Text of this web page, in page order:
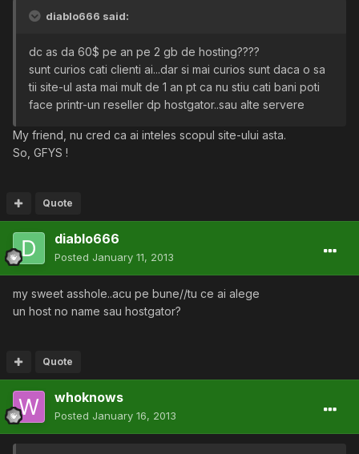
diablo666 said:
dc as da 60$ pe an pe 2 gb de hosting????
sunt curios cati clienti ai...dar si mai curios sunt daca o sa
tii site-ul asta mai mult de 1 an pt ca nu stiu cati bani poti
face printr-un reseller dp hostgator..sau alte servere
My friend, nu cred ca ai inteles scopul site-ului asta.
So, GFYS !
Quote
diablo666
Posted January 11, 2013
my sweet asshole..acu pe bune//tu ce ai alege
un host no name sau hostgator?
Quote
whoknows
Posted January 16, 2013